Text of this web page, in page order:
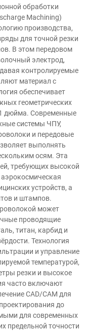
обработки
Machining)
производства,
для точной резки
В этом передовом
электрод,
контролируемые
материал с
обеспечивает
геометрических
дюйма. Современные
системы ЧПУ,
и передовые
выполнять
осям. Эта
требующих высокой
устройств, а
и штампов.
может
проводящие
титан, карбид и
Технология
и управление
температурой,
резки и высокое
часто включают
CAD/CAM для
до
для современных
предельной точности